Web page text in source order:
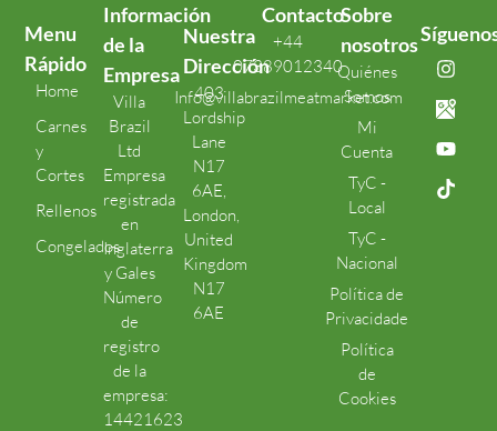
Menu
Rápido
Home
Carnes
y
Cortes
Rellenos
Congelados
Información
de la
Empresa
Villa
Brazil
Ltd
Empresa
registrada
en
Inglaterra
y Gales
Número
de
registro
de la
empresa:
14421623
Nuestra
Dirección
403
Lordship
Lane
N17
6AE,
London,
United
Kingdom
N17
6AE
Contacto
+44
07389012340
Info@villabrazilmeatmarket.com
Sobre
nosotros
Quiénes
Somos
Mi
Cuenta
TyC -
Local
TyC -
Nacional
Política de
Privacidade
Política
de
Cookies